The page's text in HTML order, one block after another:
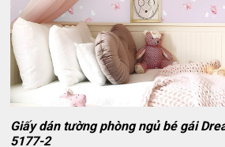
Giấy dán tường phòng ngủ bé gái
5177-2